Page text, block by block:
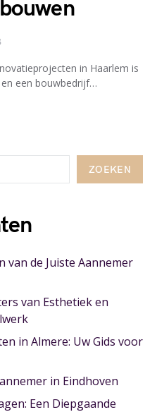
in Haarlem is
een bouwbedrijf…
ZOEKEN
van de Juiste Aannemer
van Esthetiek en
in Almere: Uw Gids voor
in Eindhoven
Een Diepgaande